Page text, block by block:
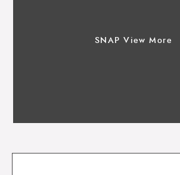
SNAP View More